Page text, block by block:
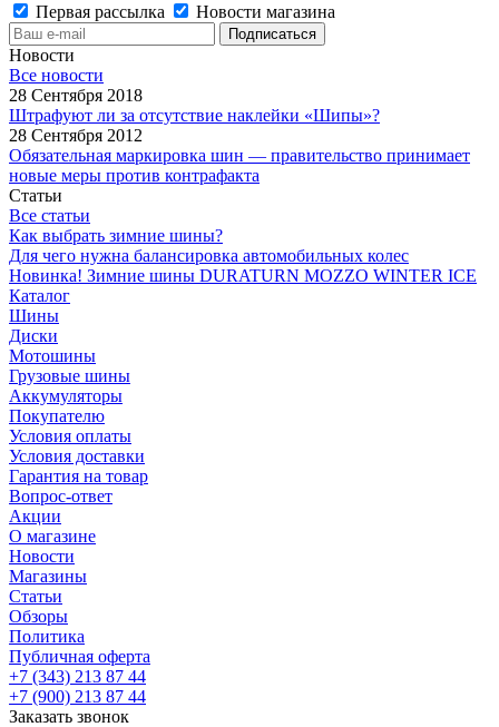
Первая рассылка
Новости магазина
Новости
Все новости
28 Сентября 2018
Штрафуют ли за отсутствие наклейки «Шипы»?
28 Сентября 2012
Обязательная маркировка шин — правительство принимает
новые меры против контрафакта
Статьи
Все статьи
Как выбрать зимние шины?
Для чего нужна балансировка автомобильных колес
Новинка! Зимние шины DURATURN MOZZO WINTER ICE
Каталог
Шины
Диски
Мотошины
Грузовые шины
Аккумуляторы
Покупателю
Условия оплаты
Условия доставки
Гарантия на товар
Вопрос-ответ
Акции
О магазине
Новости
Магазины
Статьи
Обзоры
Политика
Публичная оферта
+7 (343) 213 87 44
+7 (900) 213 87 44
Заказать звонок